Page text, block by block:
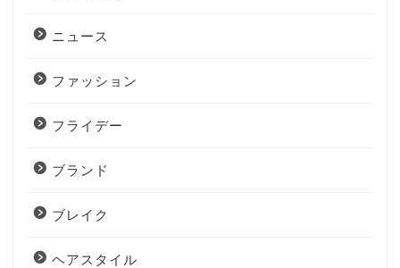
ニュース
ファッション
フライデー
ブランド
ブレイク
ヘアスタイル